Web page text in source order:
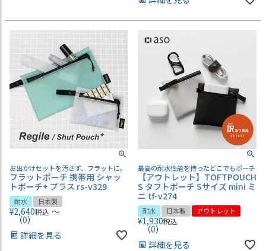
お出かけセットを汚さず、フラットに。
フラットポーチ 携帯用 シャッ
トポーチ+ プラス rs-v329
耐水 日本製
¥2,640税込 〜
（0）
詳細を見る
最高の耐水性能を持ったどこでもポーチ
【アウトレット】TOFTPOUCH
S タフトポーチ Sサイズ mini ミ
ニ tf-v274
耐水 日本製 アウトレット
¥1,930税込
（0）
詳細を見る